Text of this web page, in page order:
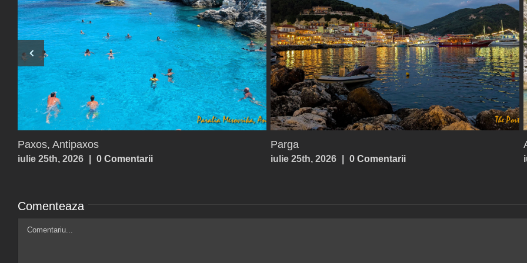
Chicago – Architecture Boat Tour
mai 30th, 2026 0 Comentarii
Chicago – Field Museum
mai 30th, 2026 0 Comentarii
Comenteaza
Comment